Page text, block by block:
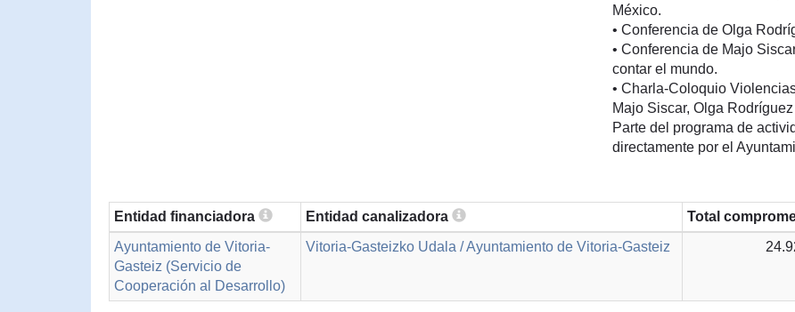
México.
• Conferencia de Olga
• Conferencia de Majo
contar el mundo.
• Charla-Coloquio
Majo Siscar, Olga
Parte del programa de
directamente por el
Entidad financiadora Entidad canalizadora Total
Ayuntamiento de Vitoria-
Gasteiz (Servicio de
Cooperación al Desarrollo)
Vitoria-Gasteizko Udala / Ayuntamiento de Vitoria-Gasteiz